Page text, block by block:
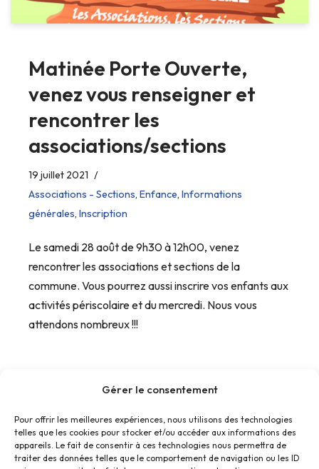
Gérer le consentement
Pour offrir les meilleures expériences, nous utilisons des technologies
telles que les cookies pour stocker et/ou accéder aux informations des
appareils. Le fait de consentir à ces technologies nous permettra de
traiter des données telles que le comportement de navigation ou les ID
Matinée Porte Ouverte,
venez vous renseigner et
rencontrer les
associations/sections
19 juillet 2021
Associations - Sections, Enfance, Informations
générales, Inscription
Le samedi 28 août de 9h30 à 12h00, venez
rencontrer les associations et sections de la
commune. Vous pourrez aussi inscrire vos enfants aux
activités périscolaire et du mercredi. Nous vous
attendons nombreux !!!
« Précédent 1 2 3 4 …
6